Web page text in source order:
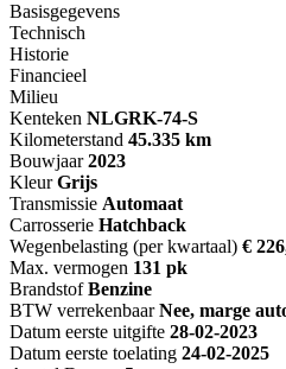
Basisgegevens
Technisch
Historie
Financieel
Milieu
Kenteken NLGRK-74-S
Kilometerstand 45.335 km
Bouwjaar 2023
Kleur Grijs
Transmissie Automaat
Carrosserie Hatchback
Wegenbelasting (per kwartaal) €
Max. vermogen 131 pk
Brandstof Benzine
BTW verrekenbaar Nee, marge
Datum eerste uitgifte 28-02-2023
Datum eerste toelating 24-02-2025